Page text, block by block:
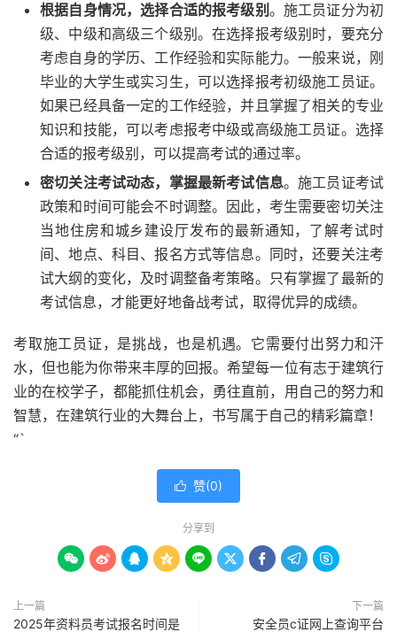
根据自身情况，选择合适的报考级别 。施工员证分为初
级、中级和高级三个级别。在选择报考级别时，要充分
考虑自身的学历、工作经验和实际能力。一般来说，刚
毕业的大学生或实习生，可以选择报考初级施工员证。
如果已经具备一定的工作经验，并且掌握了相关的专业
知识和技能，可以考虑报考中级或高级施工员证。选择
合适的报考级别，可以提高考试的通过率。
密切关注考试动态，掌握最新考试信息。施工员证考试
政策和时间可能会不时调整。因此，考生需要密切关注
当地住房和城乡建设厅发布的最新通知，了解考试时
间、地点、科目、报名方式等信息。同时，还要关注考
试大纲的变化，及时调整备考策略。只有掌握了最新的
考试信息，才能更好地备战考试，取得优异的成绩。
考取施工员证，是挑战，也是机遇。它需要付出努力和汗
水，但也能为你带来丰厚的回报。希望每一位有志于建筑行
业的在校学子，都能抓住机会，勇往直前，用自己的努力和
智慧，在建筑行业的大舞台上，书写属于自己的精彩篇章！
“`
 赞(0)
分享到
        
上一篇
2025年资料员考试报名时间是
下一篇
安全员c证网上查询平台